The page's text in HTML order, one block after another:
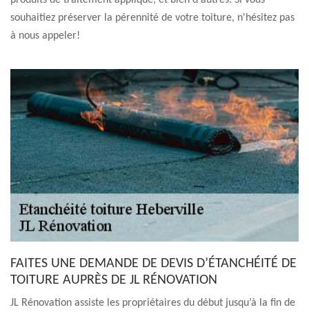
souhaitiez préserver la pérennité de votre toiture, n'hésitez pas
à nous appeler!
FAITES UNE DEMANDE DE DEVIS D’ÉTANCHÉITÉ DE
TOITURE AUPRÈS DE JL RÉNOVATION
JL Rénovation assiste les propriétaires du début jusqu’à la fin de